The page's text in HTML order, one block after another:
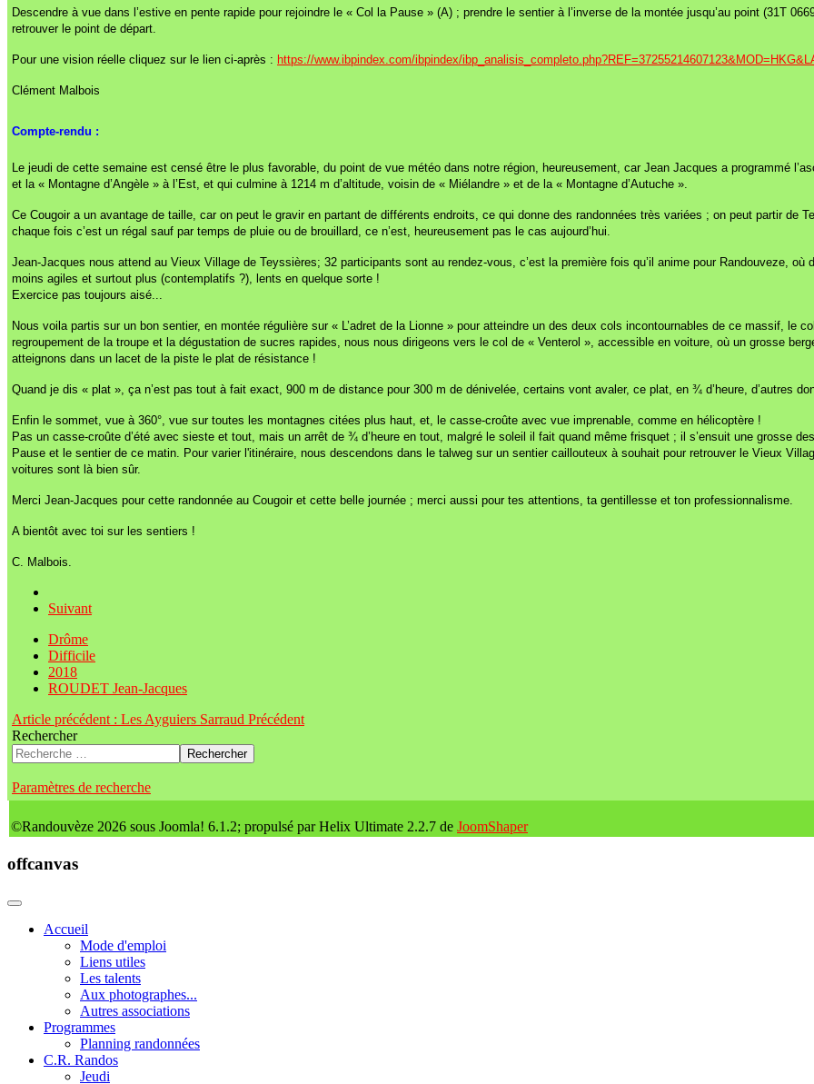
Descendre à vue dans l’estive en pente rapide pour rejoindre le « Col la Pause » (A) ; prendre le sentier à l’inverse de la montée jusqu’au point (31T
retrouver le point de départ.
Pour une vision réelle cliquez sur le lien ci-après : https://www.ibpindex.com/ibpindex/
Clément Malbois
Compte-rendu :
Le jeudi de cette semaine est censé être le plus favorable, du point de vue météo dans notre région, heureusement, car Jean Jacques a programmé
et la « Montagne d’Angèle » à l’Est, et qui culmine à 1214 m d’altitude, voisin de « Miélandre » et de la « Montagne d’Autuche ».
Ce Cougoir a un avantage de taille, car on peut le gravir en partant de différents endroits, ce qui donne des randonnées très variées ; on peut partir de
chaque fois c’est un régal sauf par temps de pluie ou de brouillard, ce n’est, heureusement pas le cas aujourd’hui.
Jean-Jacques nous attend au Vieux Village de Teyssières; 32 participants sont au rendez-vous, c’est la première fois qu’il anime pour Randouveze,
moins agiles et surtout plus (contemplatifs ?), lents en quelque sorte !
Exercice pas toujours aisé...
Nous voila partis sur un bon sentier, en montée régulière sur « L’adret de la Lionne » pour atteindre un des deux cols incontournables de ce massif, le
regroupement de la troupe et la dégustation de sucres rapides, nous nous dirigeons vers le col de « Venterol », accessible en voiture, où un grosse
atteignons dans un lacet de la piste le plat de résistance !
Quand je dis « plat », ça n’est pas tout à fait exact, 900 m de distance pour 300 m de dénivelée, certains vont avaler, ce plat, en ¾ d’heure, d’autres
Enfin le sommet, vue à 360°, vue sur toutes les montagnes citées plus haut, et, le casse-croûte avec vue imprenable, comme en hélicoptère !
Pas un casse-croûte d’été avec sieste et tout, mais un arrêt de ¾ d’heure en tout, malgré le soleil il fait quand même frisquet ; il s’ensuit une grosse
Pause et le sentier de ce matin. Pour varier l'itinéraire, nous descendons dans le talweg sur un sentier caillouteux à souhait pour retrouver le Vieux
voitures sont là bien sûr.
Merci Jean-Jacques pour cette randonnée au Cougoir et cette belle journée ; merci aussi pour tes attentions, ta gentillesse et ton professionnalisme.
A bientôt avec toi sur les sentiers !
C. Malbois.
Suivant
Drôme
Difficile
2018
ROUDET Jean-Jacques
Article précédent : Les Ayguiers Sarraud Précédent
Rechercher
Rechercher
Paramètres de recherche
©Randouvèze 2026 sous Joomla! 6.1.2; propulsé par Helix Ultimate 2.2.7 de JoomShaper
offcanvas
Accueil
Mode d'emploi
Liens utiles
Les talents
Aux photographes...
Autres associations
Programmes
Planning randonnées
C.R. Randos
Jeudi